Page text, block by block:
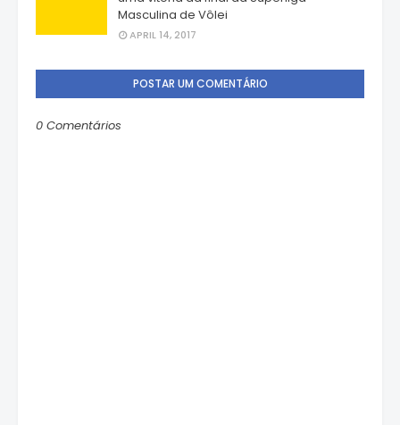
Masculina de Vôlei
APRIL 14, 2017
POSTAR UM COMENTÁRIO
0 Comentários